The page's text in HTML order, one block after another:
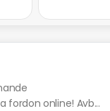
fordon online! Avb...